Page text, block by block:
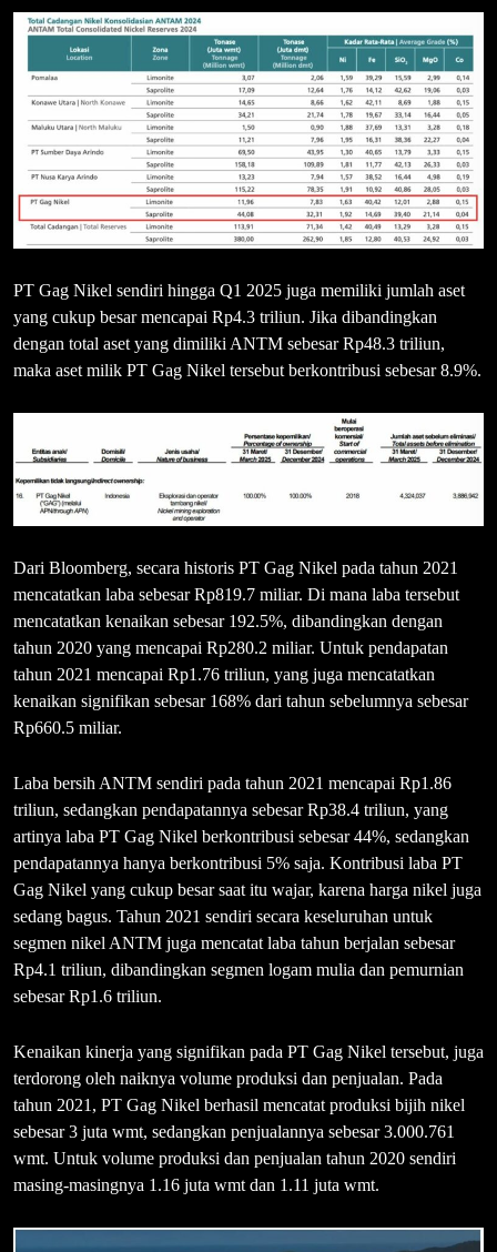
PT Gag Nikel sendiri hingga Q1 2025 juga memiliki jumlah aset
yang cukup besar mencapai Rp4.3 triliun. Jika dibandingkan
dengan total aset yang dimiliki ANTM sebesar Rp48.3 triliun,
maka aset milik PT Gag Nikel tersebut berkontribusi sebesar 8.9%.
Dari Bloomberg, secara historis PT Gag Nikel pada tahun 2021
mencatatkan laba sebesar Rp819.7 miliar. Di mana laba tersebut
mencatatkan kenaikan sebesar 192.5%, dibandingkan dengan
tahun 2020 yang mencapai Rp280.2 miliar. Untuk pendapatan
tahun 2021 mencapai Rp1.76 triliun, yang juga mencatatkan
kenaikan signifikan sebesar 168% dari tahun sebelumnya sebesar
Rp660.5 miliar.
Laba bersih ANTM sendiri pada tahun 2021 mencapai Rp1.86
triliun, sedangkan pendapatannya sebesar Rp38.4 triliun, yang
artinya laba PT Gag Nikel berkontribusi sebesar 44%, sedangkan
pendapatannya hanya berkontribusi 5% saja. Kontribusi laba PT
Gag Nikel yang cukup besar saat itu wajar, karena harga nikel juga
sedang bagus. Tahun 2021 sendiri secara keseluruhan untuk
segmen nikel ANTM juga mencatat laba tahun berjalan sebesar
Rp4.1 triliun, dibandingkan segmen logam mulia dan pemurnian
sebesar Rp1.6 triliun.
Kenaikan kinerja yang signifikan pada PT Gag Nikel tersebut, juga
terdorong oleh naiknya volume produksi dan penjualan. Pada
tahun 2021, PT Gag Nikel berhasil mencatat produksi bijih nikel
sebesar 3 juta wmt, sedangkan penjualannya sebesar 3.000.761
wmt. Untuk volume produksi dan penjualan tahun 2020 sendiri
masing-masingnya 1.16 juta wmt dan 1.11 juta wmt.